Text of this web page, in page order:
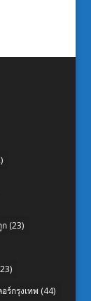
ก(23)
ร์กรุงเทพ (44)